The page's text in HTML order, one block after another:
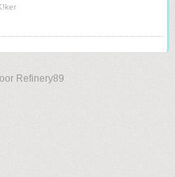
Refinery89